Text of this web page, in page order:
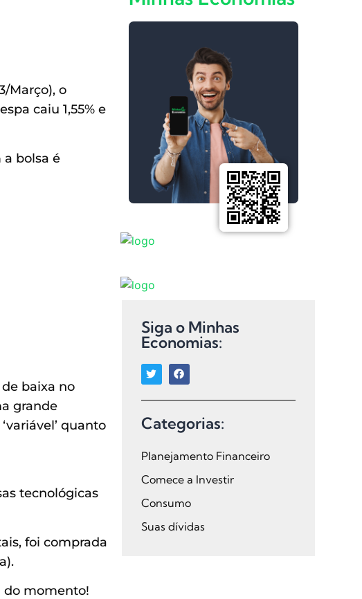
Março), o
caiu 1,55% e
a bolsa é
baixa no
grande
quanto
tecnológicas
foi comprada
do momento!
Siga o Minhas
Economias:
Categorias:
Planejamento Financeiro
Comece a Investir
Consumo
Suas dívidas